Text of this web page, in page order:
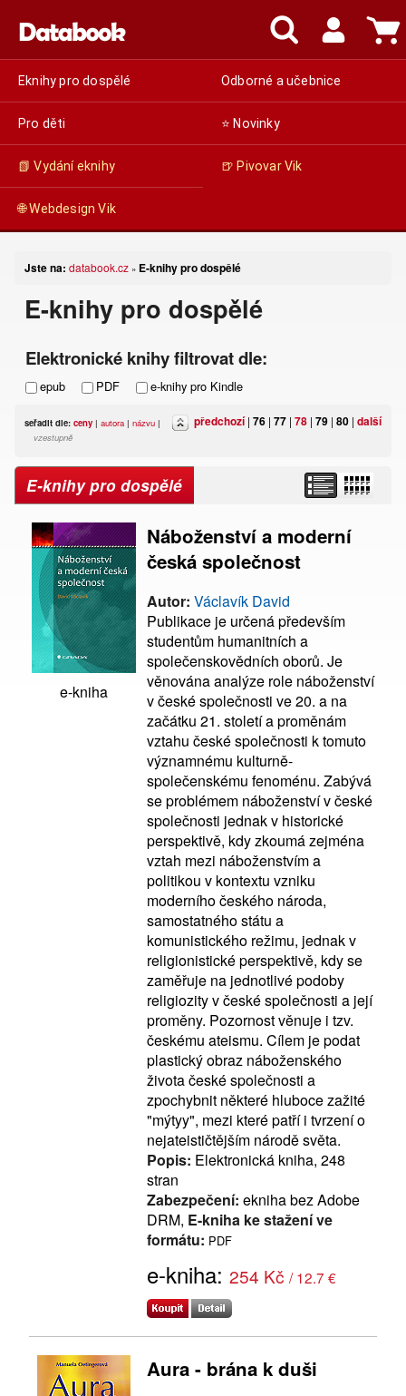
Eknihy pro dospělé Odborné a učebnice
Pro děti ⭐ Novinky
📗 Vydání eknihy 🍺 Pivovar Vik
🌐 Webdesign Vik
Jste na: databook.cz » E-knihy pro dospělé
E-knihy pro dospělé
Elektronické knihy filtrovat dle:
epub PDF e-knihy pro Kindle
předchozí| 76 | 77 | 78 | 79 | 80 | další
seřadit dle: ceny | autora | názvu |
vzestupně
E-knihy pro dospělé
e-kniha
Náboženství a moderní
česká společnost
Autor: Václavík David
Publikace je určená především
studentům humanitních a
společenskovědních oborů. Je
věnována analýze role náboženství
v české společnosti ve 20. a na
začátku 21. století a proměnám
vztahu české společnosti k tomuto
významnému kulturně-
společenskému fenoménu. Zabývá
se problémem náboženství v české
společnosti jednak v historické
perspektivě, kdy zkoumá zejména
vztah mezi náboženstvím a
politikou v kontextu vzniku
moderního českého národa,
samostatného státu a
komunistického režimu, jednak v
religionistické perspektivě, kdy se
zaměřuje na jednotlivé podoby
religiozity v české společnosti a její
proměny. Pozornost věnuje i tzv.
českému ateismu. Cílem je podat
plastický obraz náboženského
života české společnosti a
zpochybnit některé hluboce zažité
"mýtyy", mezi které patří i tvrzení o
nejateističtějším národě světa.
Popis: Elektronická kniha, 248
stran
Zabezpečení: ekniha bez Adobe
DRM, E-kniha ke stažení ve
formátu: PDF
e-kniha: 254 Kč / 12.7 €
Aura - brána k duši